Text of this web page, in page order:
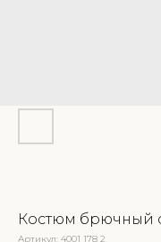
Костюм брючный
Артикул: 4001 178 2